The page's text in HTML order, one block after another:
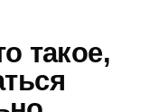
такое,